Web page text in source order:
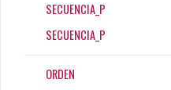
SECUENCIA_P
SECUENCIA_P
ORDEN